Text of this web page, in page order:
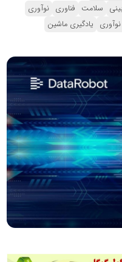
سلامت فناوری نوآوری
یادگیری ماشین